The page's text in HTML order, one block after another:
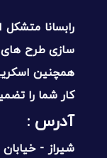
رابسانا متشکل
سازی طرح های
همچنین
کار شما را
آدرس :‌
شیراز -